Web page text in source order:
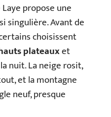
Laye propose une
singulière. Avant de
choisissent
plateauxet
nuit. La neige rosit,
et la montagne
neuf, presque